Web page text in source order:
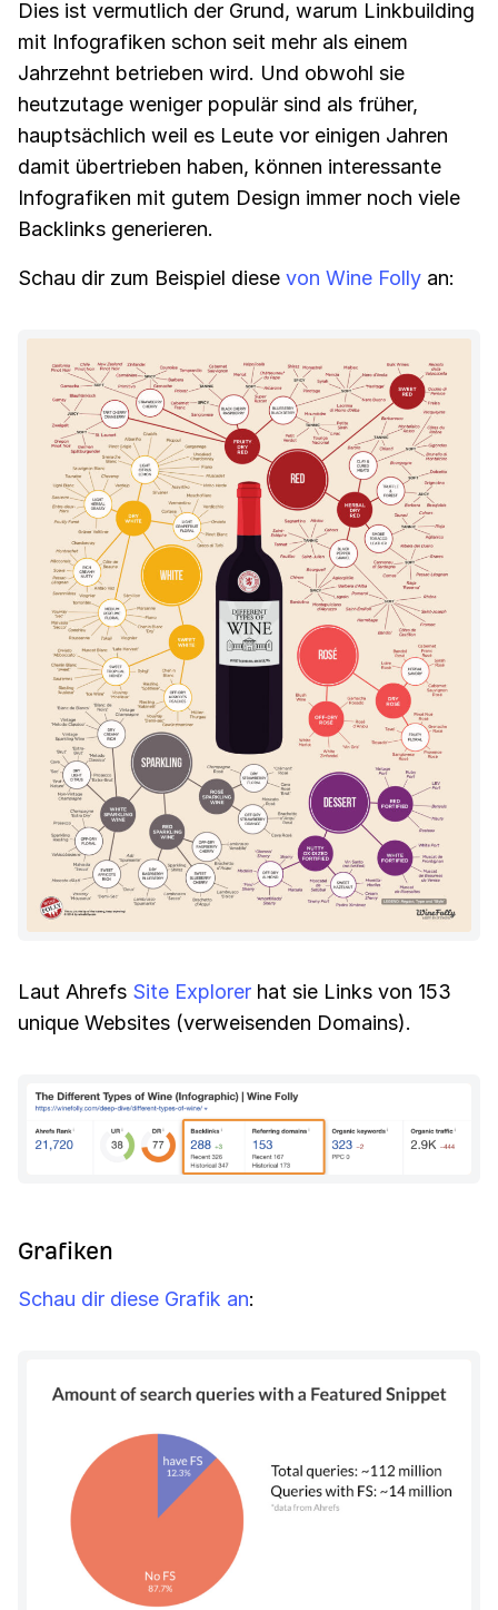
Dies ist vermutlich der Grund, warum Linkbuilding
mit Infografiken schon seit mehr als einem
Jahrzehnt betrieben wird. Und obwohl sie
heutzutage weniger populär sind als früher,
hauptsächlich weil es Leute vor einigen Jahren
damit übertrieben haben, können interessante
Infografiken mit gutem Design immer noch viele
Backlinks generieren.
Schau dir zum Beispiel diese von Wine Folly an:
Laut Ahrefs Site Explorer hat sie Links von 153
unique Websites (verweisenden Domains).
Grafiken
Schau dir diese Grafik an: